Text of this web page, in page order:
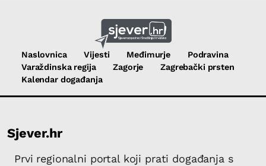
Naslovnica Vijesti Međimurje
Podravina
Varaždinska regija
Zagorje
Zagrebački prsten
Kalendar događanja
Sjever.hr
Prvi regionalni portal koji prati događanja s